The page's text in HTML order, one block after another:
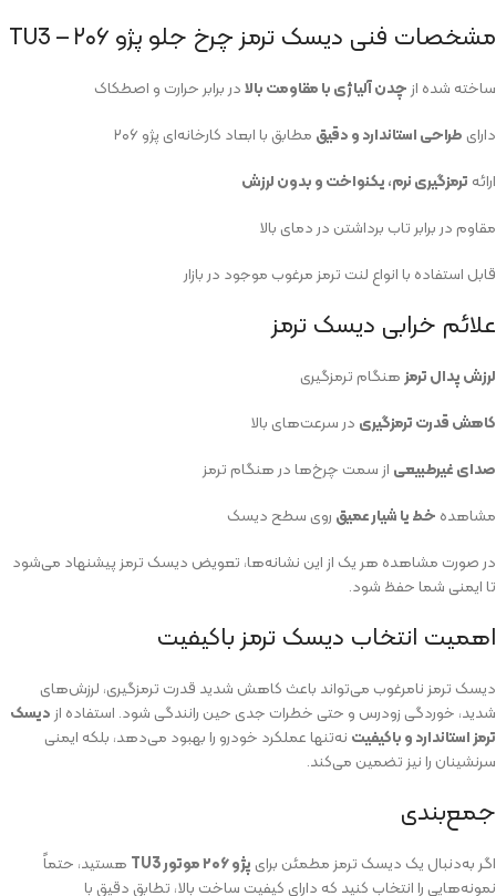
مشخصات فنی دیسک ترمز چرخ جلو پژو ۲۰۶ – TU3
ساخته شده از چدن آلیاژی با مقاومت بالادر برابر حرارت و اصطکاک
دارای طراحی استاندارد و دقیق مطابق با ابعاد کارخانه‌ای پژو ۲۰۶
ارائه ترمزگیری نرم، یکنواخت و بدون لرزش
مقاوم در برابر تاب برداشتن در دمای بالا
قابل استفاده با انواع لنت ترمز مرغوب موجود در بازار
علائم خرابی دیسک ترمز
لرزش پدال ترمز هنگام ترمزگیری
کاهش قدرت ترمزگیری در سرعت‌های بالا
صدای غیرطبیعی از سمت چرخ‌ها در هنگام ترمز
مشاهده خط یا شیار عمیق روی سطح دیسک
در صورت مشاهده هر یک از این نشانه‌ها، تعویض دیسک ترمز پیشنهاد می‌شود
تا ایمنی شما حفظ شود.
اهمیت انتخاب دیسک ترمز باکیفیت
دیسک ترمز نامرغوب می‌تواند باعث کاهش شدید قدرت ترمزگیری، لرزش‌های
شدید، خوردگی زودرس و حتی خطرات جدی حین رانندگی شود. استفاده از دیسک
ترمز استاندارد و باکیفیت نه‌تنها عملکرد خودرو را بهبود می‌دهد، بلکه ایمنی
سرنشینان را نیز تضمین می‌کند.
جمع‌بندی
اگر به‌دنبال یک دیسک ترمز مطمئن برای پژو ۲۰۶ موتور TU3
هستید، حتماً
نمونه‌هایی را انتخاب کنید که دارای کیفیت ساخت بالا، تطابق دقیق با